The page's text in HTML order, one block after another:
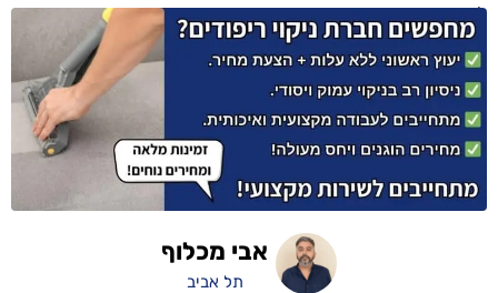
להיראות שוב כמו חדשים, רעננים ונעימים.
אבי מכלוף
תל אביב